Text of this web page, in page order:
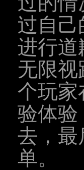
过自己
进行道
无限
个玩家
验体验
去，最
单。